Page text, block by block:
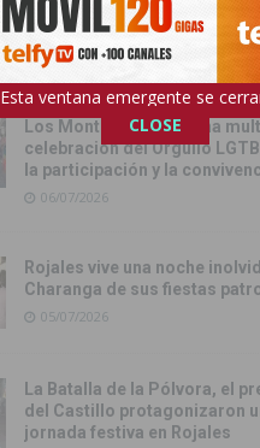
Rojales cerró sus fiestas
un brillante desfile de Moros
06/07/2026
Los Montesinos vive una
celebración del Orgullo
la participación y la
06/07/2026
Rojales vive una noche
Charanga de sus fiestas
05/07/2026
La Batalla de la Pólvora, el
del Castillo protagonizaron
jornada festiva en Rojales
Esta ventana emergente se
CLOSE